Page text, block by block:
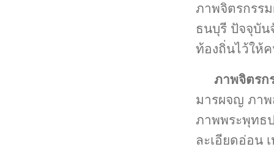
ภาพจิตรกรร
ธนบุรี ปัจจุบัน
ท้องถิ่นไว้ให้
ภาพจิตรก
มารผจญ ภาพ
ภาพพระพุทธ
ละเอียดอ่อน